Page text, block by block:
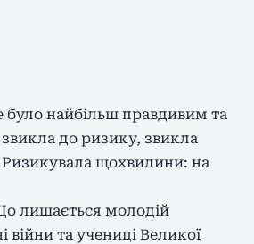
було найбільш правдивим та
до ризику, звикла
Ризикувала щохвилини: на
лишається молодій
війни та учениці Великої